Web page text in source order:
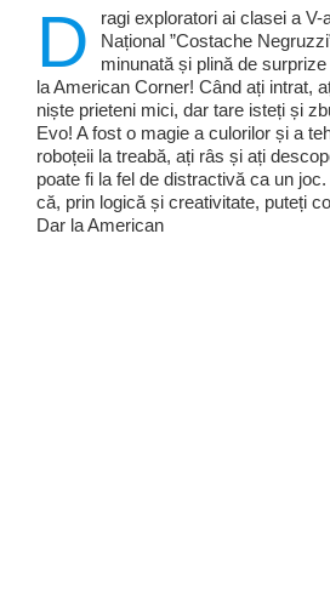
D
ragi exploratori ai clasei a V-
Național ”Costache
minunată și plină de
la American Corner! Când ați intrat,
niște prieteni mici, dar tare isteți și
Evo! A fost o magie a culorilor și a
roboțeii la treabă, ați râs și ați
poate fi la fel de distractivă ca un
că, prin logică și creativitate, puteți
Dar la American